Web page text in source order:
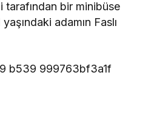
tarafından bir minibüse
adamın Faslı